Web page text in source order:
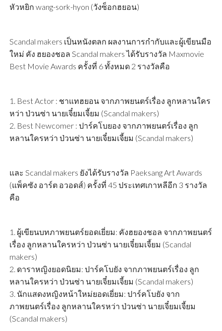
หัวหยิก wang-sork-hyon (วังซ็อกฮยอน)
Scandal makers เป็นหนังตลก ผลงานการกำกับและผู้เขียนมือ
ใหม่ คัง ฮยองชอล Scandal makers ได้รับรางวัล Maxmovie
Best Movie Awards ครั้งที่ 6 ทั้งหมด 2 รางวัลคือ
1. Best Actor : ชาแทฮยอน จากภาพยนตร์เรื่อง ลูกหลานใคร
หว่า ป่วนซ่า นายเจี๋ยมเจี้ยม (Scandal makers)
2. Best Newcomer : ปาร์คโบยอง จากภาพยนตร์เรื่อง ลูก
หลานใครหว่า ป่วนซ่า นายเจี๋ยมเจี้ยม (Scandal makers)
และ Scandal makers ยังได้รับรางวัล Paeksang Art Awards
(แพ็คซัง อาร์ต อวอดส์) ครั้งที่ 45 ประเทศเกาหลีอีก 3 รางวัล
คือ
1. ผู้เขียนบทภาพยนตร์ยอดเยี่ยม: คังฮยองชอล จากภาพยนตร์
เรื่อง ลูกหลานใครหว่า ป่วนซ่า นายเจี๋ยมเจี้ยม (Scandal
makers)
2. ดาราหญิงยอดนิยม: ปาร์คโบยัง จากภาพยนตร์เรื่อง ลูก
หลานใครหว่า ป่วนซ่า นายเจี๋ยมเจี้ยม (Scandal makers)
3. นักแสดงหญิงหน้าใหม่ยอดเยี่ยม: ปาร์คโบยัง จาก
ภาพยนตร์เรื่อง ลูกหลานใครหว่า ป่วนซ่า นายเจี๋ยมเจี้ยม
(Scandal makers)